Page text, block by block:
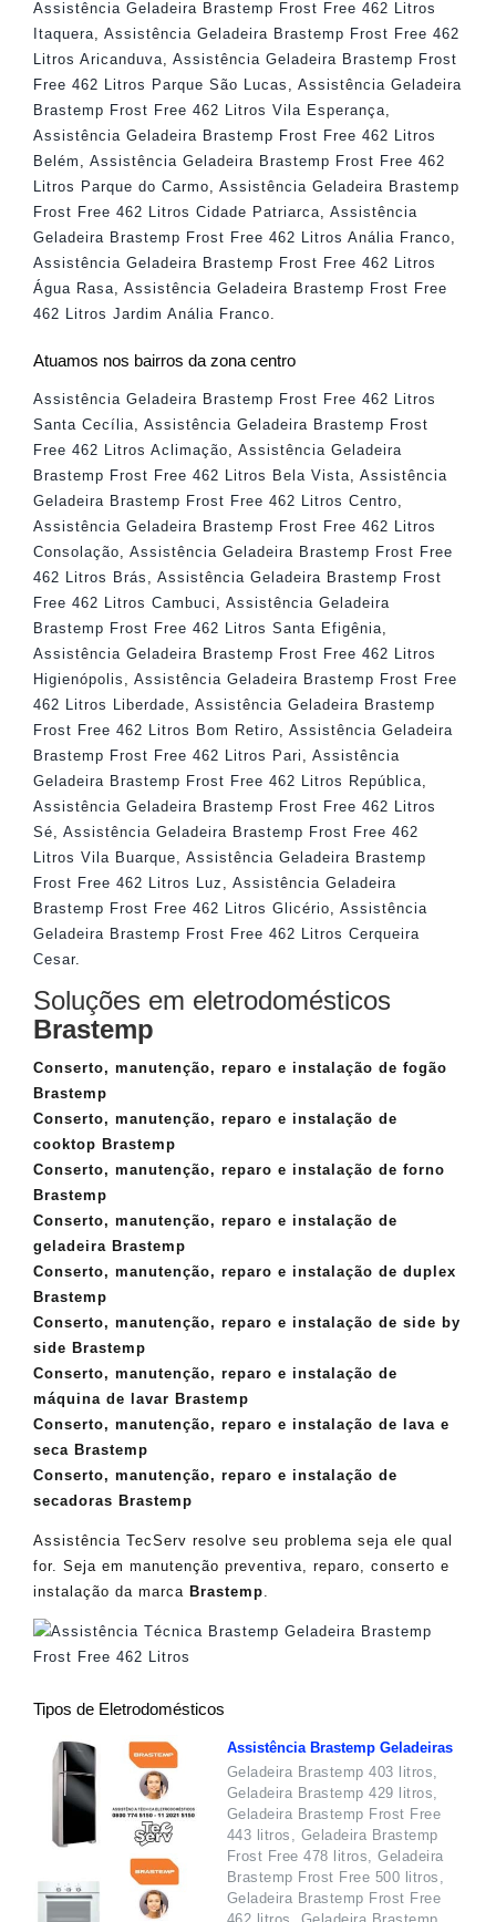
Assistência Geladeira Brastemp Frost Free 462 Litros
Itaquera, Assistência Geladeira Brastemp Frost Free 462
Litros Aricanduva, Assistência Geladeira Brastemp Frost
Free 462 Litros Parque São Lucas , Assistência Geladeira
Brastemp Frost Free 462 Litros Vila Esperança,
Assistência Geladeira Brastemp Frost Free 462 Litros
Belém , Assistência Geladeira Brastemp Frost Free 462
Litros Parque do Carmo, Assistência Geladeira Brastemp
Frost Free 462 Litros Cidade Patriarca, Assistência
Geladeira Brastemp Frost Free 462 Litros Anália Franco,
Assistência Geladeira Brastemp Frost Free 462 Litros
Água Rasa, Assistência Geladeira Brastemp Frost Free
462 Litros Jardim Anália Franco.
Atuamos nos bairros da zona centro
Assistência Geladeira Brastemp Frost Free 462 Litros
Santa Cecília
Assistência Geladeira Brastemp Frost
Free 462 Litros Aclimação
Assistência Geladeira
Brastemp Frost Free 462 Litros Bela Vista
Assistência
Geladeira Brastemp Frost Free 462 Litros Centro
Assistência Geladeira Brastemp Frost Free 462 Litros
Consolação
Assistência Geladeira Brastemp Frost Free
462 Litros Brás
Assistência Geladeira Brastemp Frost
Free 462 Litros Cambuci
Assistência Geladeira
Brastemp Frost Free 462 Litros Santa Efigênia
Assistência Geladeira Brastemp Frost Free 462 Litros
Higienópolis
Assistência Geladeira Brastemp Frost Free
462 Litros Liberdade
Assistência Geladeira Brastemp
Frost Free 462 Litros Bom Retiro
Assistência Geladeira
Brastemp Frost Free 462 Litros Pari
Assistência
Geladeira Brastemp Frost Free 462 Litros República
Assistência Geladeira Brastemp Frost Free 462 Litros
Sé
Assistência Geladeira Brastemp Frost Free 462
Litros Vila Buarque
Assistência Geladeira Brastemp
Frost Free 462 Litros Luz
Assistência Geladeira
Brastemp Frost Free 462 Litros Glicério
Assistência
Geladeira Brastemp Frost Free 462 Litros Cerqueira
Cesar.
Soluções em eletrodomésticos
Brastemp
Conserto, manutenção, reparo e instalação de fogão
Brastemp
Conserto, manutenção, reparo e instalação de
cooktop Brastemp
Conserto, manutenção, reparo e instalação de forno
Brastemp
Conserto, manutenção, reparo e instalação de
geladeira Brastemp
Conserto, manutenção, reparo e instalação de duplex
Brastemp
Conserto, manutenção, reparo e instalação de side by
side Brastemp
Conserto, manutenção, reparo e instalação de
máquina de lavar Brastemp
Conserto, manutenção, reparo e instalação de lava e
seca Brastemp
Conserto, manutenção, reparo e instalação de
secadoras Brastemp
Assistência TecServ resolve seu problema seja ele qual
for. Seja em manutenção preventiva, reparo, conserto e
instalação da marca Brastemp
Tipos de Eletrodomésticos
Assistência Brastemp Geladeiras
Geladeira Brastemp 403 litros,
Geladeira Brastemp 429 litros,
Geladeira Brastemp Frost Free
443 litros, Geladeira Brastemp
Frost Free 478 litros, Geladeira
Brastemp Frost Free 500 litros,
Geladeira Brastemp Frost Free